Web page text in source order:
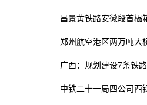
昌景黄铁路安徽段首榀
郑州航空港区两万吨大